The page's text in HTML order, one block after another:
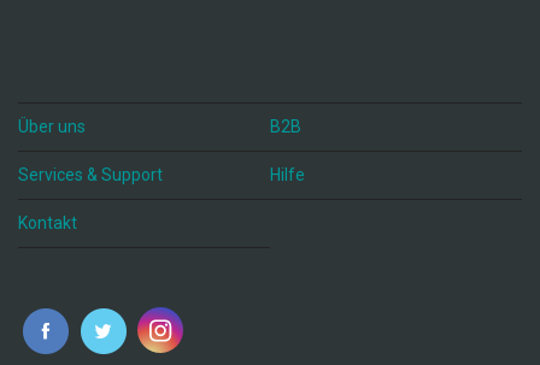
Über uns B2B
Services & Support Hilfe
Kontakt